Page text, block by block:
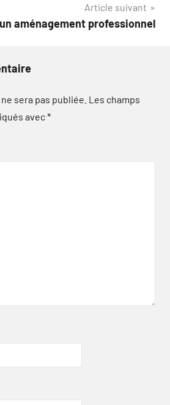
Article suivant
aménagement professionnel
sera pas publiée. Les champs
avec*